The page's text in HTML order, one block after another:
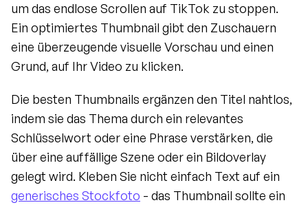
um das endlose Scrollen auf TikTok zu stoppen.
Ein optimiertes Thumbnail gibt den Zuschauern
eine überzeugende visuelle Vorschau und einen
Grund, auf Ihr Video zu klicken.
Die besten Thumbnails ergänzen den Titel nahtlos,
indem sie das Thema durch ein relevantes
Schlüsselwort oder eine Phrase verstärken, die
über eine auffällige Szene oder ein Bildoverlay
generisches Stockfoto - das Thumbnail sollte ein